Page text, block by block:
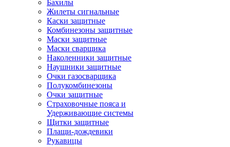
Бахилы
Жилеты сигнальные
Каски защитные
Комбинезоны защитные
Маски защитные
Маски сварщика
Наколенники защитные
Наушники защитные
Очки газосварщика
Полукомбинезоны
Очки защитные
Страховочные пояса и
Удерживающие системы
Щитки защитные
Плащи-дождевики
Рукавицы